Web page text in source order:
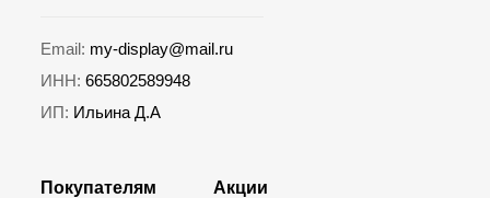
Покупателям
Акции
Email: my-display@mail.ru
ИНН: 665802589948
ИП: Ильина Д.А